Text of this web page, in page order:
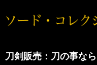
ン検